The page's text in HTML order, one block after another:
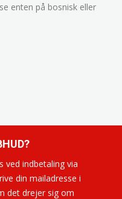
enten på bosnisk eller
ved indbetaling via
din mailadresse i
det drejer sig om